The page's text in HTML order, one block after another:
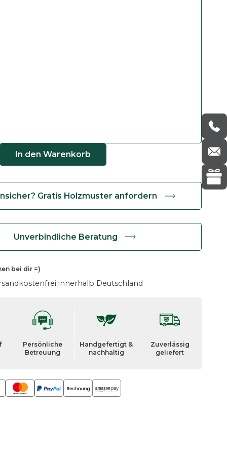
In den Warenkorb
Gratis Holzmuster anfordern
Unverbindliche Beratung
bei dir =)
innerhalb Deutschland
Persönliche
Betreuung
Handgefertigt &
nachhaltig
Zuverlässig
geliefert